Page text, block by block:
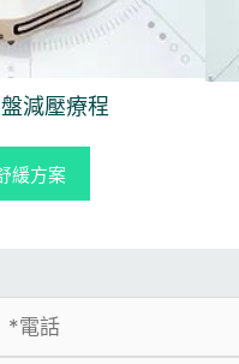
減壓療程
緩方案